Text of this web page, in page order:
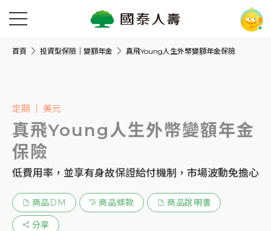
首頁 投資型保險｜變額年金 真飛Young人生外幣變額年金保險
定期 美元
真飛Young人生外幣變額年金
保險
低費用率，並享有身故保證給付機制，市場波動免擔心
商品DM 商品條款 商品說明書
分享